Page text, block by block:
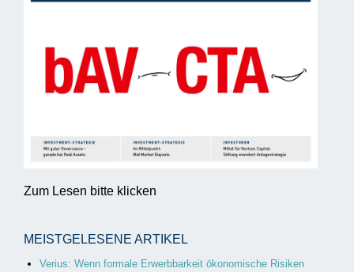
Zum Lesen bitte klicken
MEISTGELESENE ARTIKEL
Verius: Wenn formale Erwerbbarkeit ökonomische Risiken